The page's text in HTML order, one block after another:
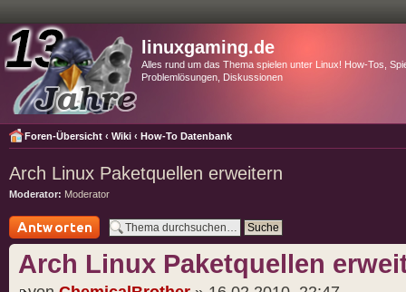
linuxgaming.de
Alles rund um das Thema spielen unter Linux! How-Tos,
Problemlösungen, Diskussionen
Foren-Übersicht ‹ Wiki ‹ How-To Datenbank
Arch Linux Paketquellen erweitern
Moderator: Moderator
Antwort schreiben
Arch Linux Paketquellen